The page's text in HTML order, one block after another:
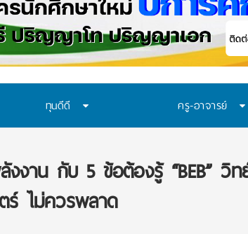
ทุนดีดี ครู-อาจารย์
งงาน กับ 5 ข้อต้องรู้ “BEB” วิ
ร์ ไม่ควรพลาด